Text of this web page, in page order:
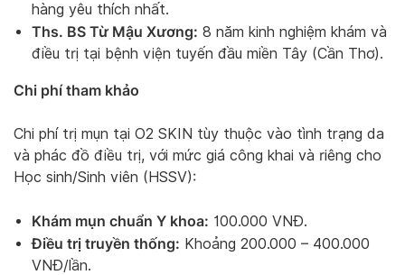
hàng yêu thích nhất.
Ths. BS Từ Mậu Xương: 8 năm kinh nghiệm khám và
điều trị tại bệnh viện tuyến đầu miền Tây (Cần Thơ).
Chi phí tham khảo
Chi phí trị mụn tại O2 SKIN tùy thuộc vào tình trạng da
và phác đồ điều trị, với mức giá công khai và riêng cho
Học sinh/Sinh viên (HSSV):
Khám mụn chuẩn Y khoa: 100.000 VNĐ.
Điều trị truyền thống: Khoảng 200.000 – 400.000
VNĐ/lần.